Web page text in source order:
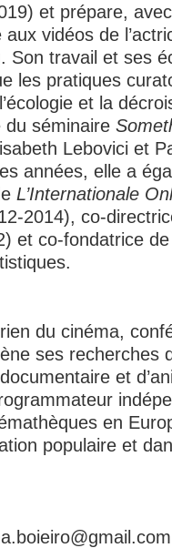
et prépare,
vidéos de
Son travail et ses
les pratiques
et la
du séminaire
Lebovici et
années, elle a
L’Internationale
2014), co-
et co-fondatrice
du cinéma,
ses recherches
et
en
populaire et